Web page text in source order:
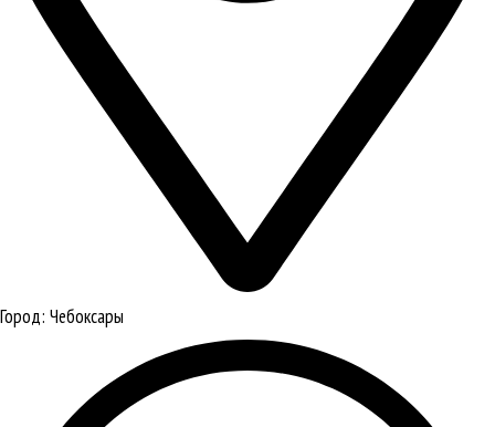
Город: Чебоксары